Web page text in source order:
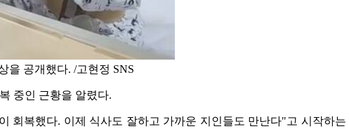
을 공개했다. /고현정 SNS
중인 근황을 알렸다.
회복했다. 이제 식사도 잘하고 가까운 지인들도 만난다"고 시작하